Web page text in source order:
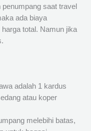
saat travel
ada biaya
total. Namun jika
adalah 1 kardus
atau koper
melebihi batas,